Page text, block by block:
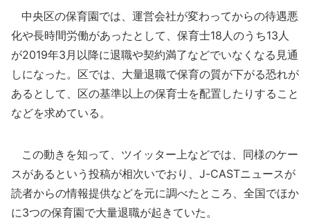
中央区の保育園では、運営会社が変わってからの待遇悪
化や長時間労働があったとして、保育士18人のうち13人
が2019年3月以降に退職や契約満了などでいなくなる見通
しになった。区では、大量退職で保育の質が下がる恐れが
あるとして、区の基準以上の保育士を配置したりすること
などを求めている。
この動きを知って、ツイッター上などでは、同様のケー
スがあるという投稿が相次いでおり、J-CASTニュースが
読者からの情報提供などを元に調べたところ、全国でほか
に3つの保育園で大量退職が起きていた。